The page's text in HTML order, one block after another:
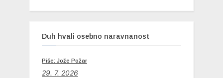
Duh hvali osebno naravnanost
Piše: Jože Požar
29. 7. 2026